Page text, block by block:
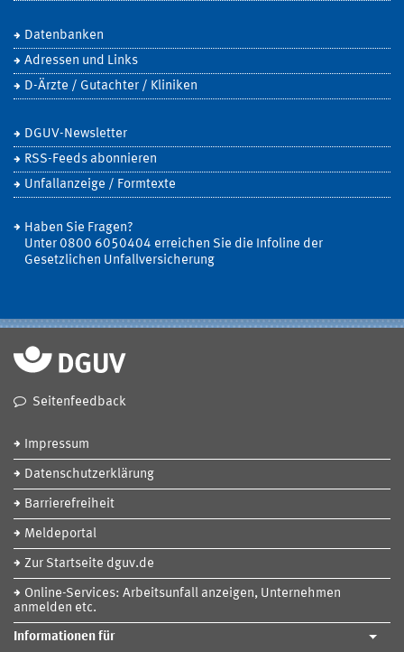
Datenbanken
Adressen und Links
D-Ärzte / Gutachter / Kliniken
DGUV-Newsletter
RSS-Feeds abonnieren
Unfallanzeige / Formtexte
Haben Sie Fragen?
Unter 0800 6050404 erreichen Sie die Infoline der
Gesetzlichen Unfallversicherung
Seitenfeedback
Impressum
Datenschutzerklärung
Barrierefreiheit
Meldeportal
Zur Startseite dguv.de
Online-Services: Arbeitsunfall anzeigen, Unternehmen
anmelden etc.
Informationen für